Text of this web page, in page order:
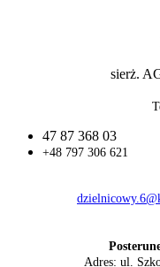
sierż.
47 87 368 03
+48 797 306 621
Adres: ul.